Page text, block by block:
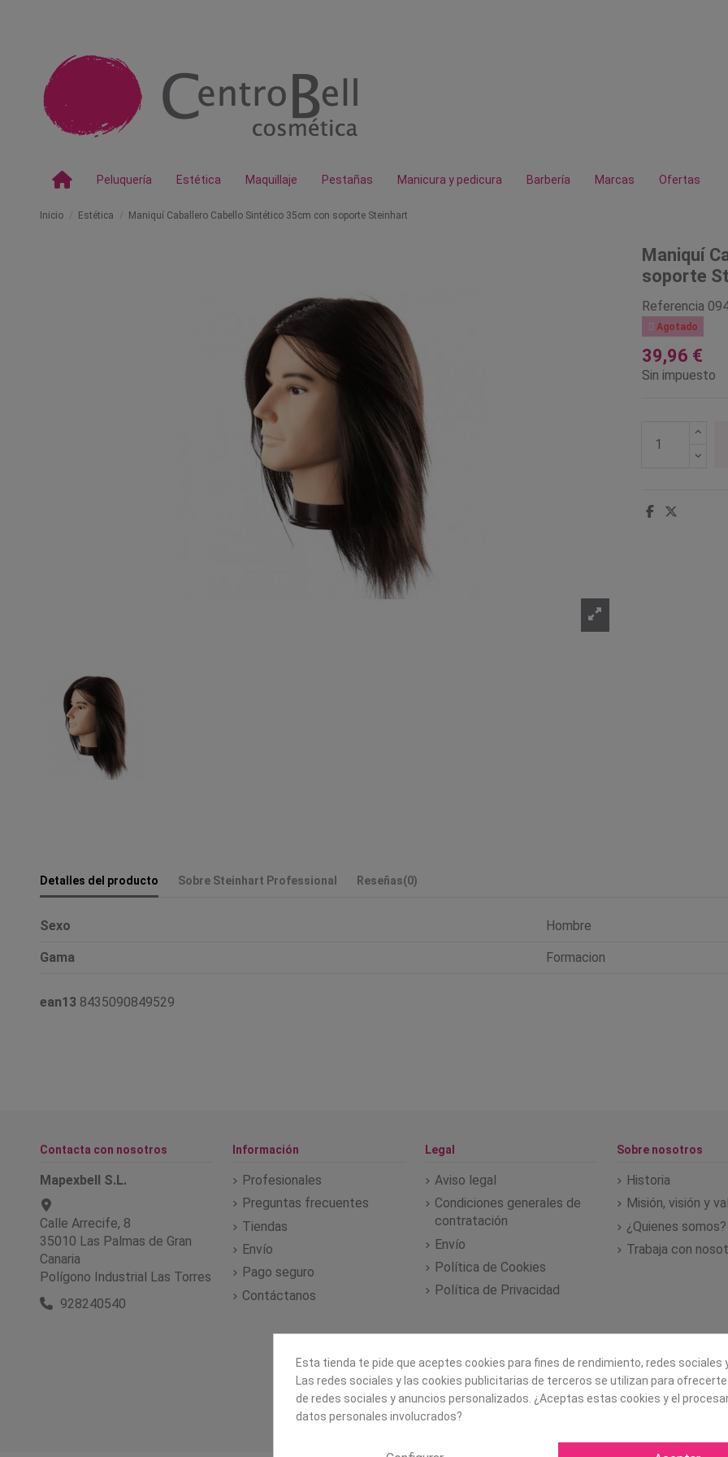
Peluquería Estética Maquillaje Pestañas Manicura y pedicura Barbería Marcas Ofertas
Inicio Estética Maniquí Caballero Cabello Sintético 35cm con soporte Steinhart
Maniquí
soporte
Referencia
Agotado
39,96 €
Sin impuesto
Detalles del producto Sobre Steinhart Professional Reseñas(0)
Sexo Hombre
Gama Formacion
ean13 8435090849529
Contacta con nosotros
Mapexbell S.L.
Calle Arrecife, 8
35010 Las Palmas de Gran
Canaria
Polígono Industrial Las Torres
928240540
Información
Profesionales
Preguntas frecuentes
Tiendas
Envío
Pago seguro
Contáctanos
Legal
Aviso legal
Condiciones generales de
contratación
Envío
Política de Cookies
Política de Privacidad
Sobre nosotros
Historia
Misión, visión y
¿Quienes somos?
Trabaja con
Esta tienda te pide que aceptes cookies para fines de rendimiento, redes sociales
Las redes sociales y las cookies publicitarias de terceros se utilizan para
de redes sociales y anuncios personalizados. ¿Aceptas estas cookies y el
datos personales involucrados?